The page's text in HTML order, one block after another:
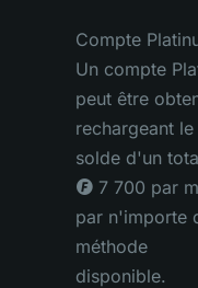
Compte
Un compte
peut être
rechargeant le
solde d'un
◎ 7 700 par
par n'importe
méthode
disponible.